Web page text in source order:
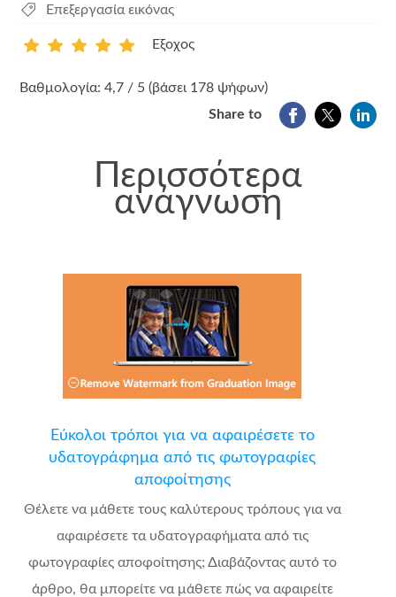
Επεξεργασία εικόνας
Εξοχος
Βαθμολογία: 4,7 / 5 (βάσει 178 ψήφων)
Share to
Περισσότερα
ανάγνωση
Εύκολοι τρόποι για να αφαιρέσετε το
υδατογράφημα από τις φωτογραφίες
αποφοίτησης
Θέλετε να μάθετε τους καλύτερους τρόπους για να
αφαιρέσετε τα υδατογραφήματα από τις
φωτογραφίες αποφοίτησης; Διαβάζοντας αυτό το
άρθρο, θα μπορείτε να μάθετε πώς να αφαιρείτε